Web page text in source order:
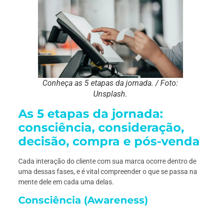
Conheça as 5 etapas da jornada. / Foto:
Unsplash.
As 5 etapas da jornada:
consciência, consideração,
decisão, compra e pós-venda
Cada interação do cliente com sua marca ocorre dentro de
uma dessas fases, e é vital compreender o que se passa na
mente dele em cada uma delas.
Consciência (Awareness)